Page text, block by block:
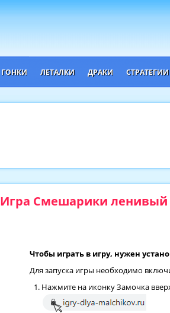
ГОНКИ ЛЕТАЛКИ ДРАКИ СТРАТЕГИИ
Игра Смешарики ленивый
Чтобы играть в игру, нужен
Для запуска игры необходимо
Нажмите на иконку Замочка